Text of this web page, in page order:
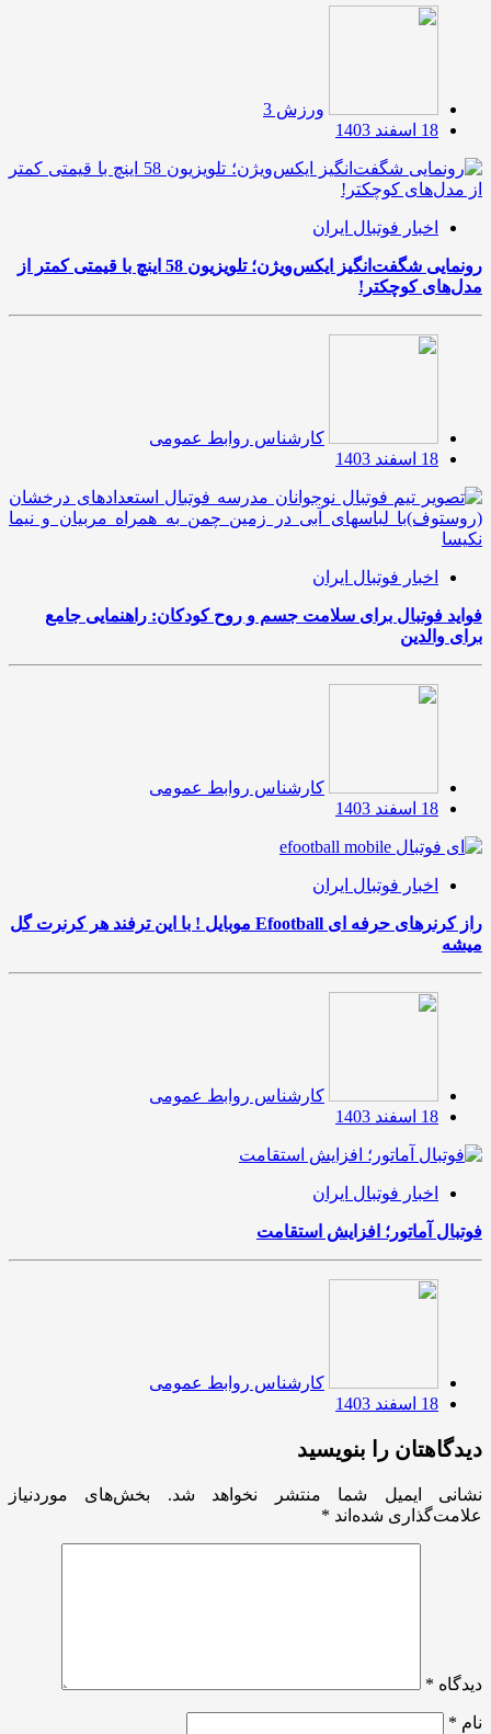
ورزش 3
18 اسفند 1403
اخبار فوتبال ایران
رونمایی شگفت‌انگیز ایکس‌ویژن؛ تلویزیون 58 اینچ با قیمتی کمتر از
مدل‌های کوچکتر!
کارشناس روابط عمومی
18 اسفند 1403
اخبار فوتبال ایران
فواید فوتبال برای سلامت جسم و روح کودکان: راهنمایی جامع
برای والدین
کارشناس روابط عمومی
18 اسفند 1403
اخبار فوتبال ایران
راز کرنرهای حرفه ای Efootball موبایل ! با این ترفند هر کرنرت گل
میشه
کارشناس روابط عمومی
18 اسفند 1403
اخبار فوتبال ایران
فوتبال آماتور؛ افزایش استقامت
کارشناس روابط عمومی
18 اسفند 1403
دیدگاهتان را بنویسید
نشانی ایمیل شما منتشر نخواهد شد.
بخش‌های موردنیاز
علامت‌گذاری شده‌اند *
دیدگاه *
نام *